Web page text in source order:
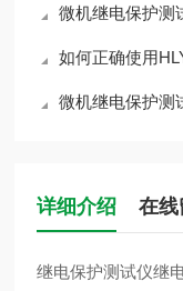
微机继电保护测
如何正确使用
微机继电保护测
详细介绍 在
继电保护测试仪继